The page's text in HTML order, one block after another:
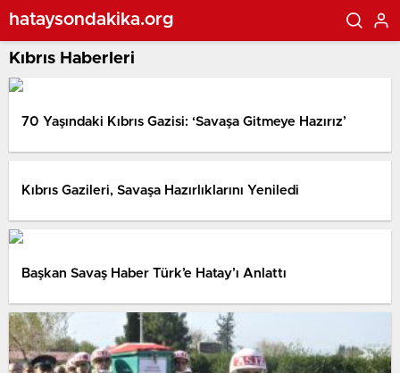
hataysondakika.org
Kıbrıs Haberleri
70 Yaşındaki Kıbrıs Gazisi: ‘Savaşa Gitmeye Hazırız’
Kıbrıs Gazileri, Savaşa Hazırlıklarını Yeniledi
Başkan Savaş Haber Türk’e Hatay’ı Anlattı